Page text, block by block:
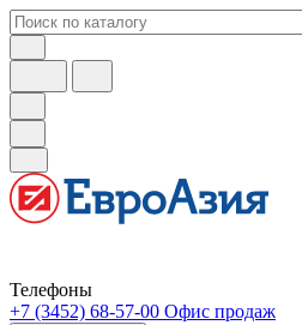
Телефоны
+7 (3452) 68-57-00 Офис продаж